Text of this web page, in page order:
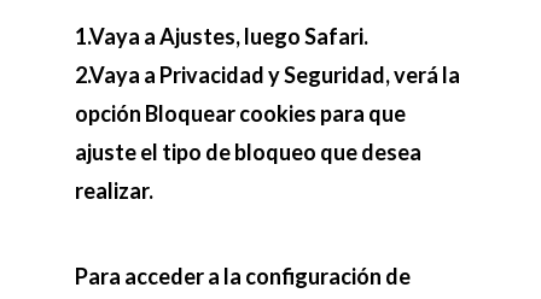
1.Vaya a Ajustes, luego Safari.
2.Vaya a Privacidad y Seguridad, verá la
opción Bloquear cookies para que
ajuste el tipo de bloqueo que desea
realizar.
Para acceder a la configuración de